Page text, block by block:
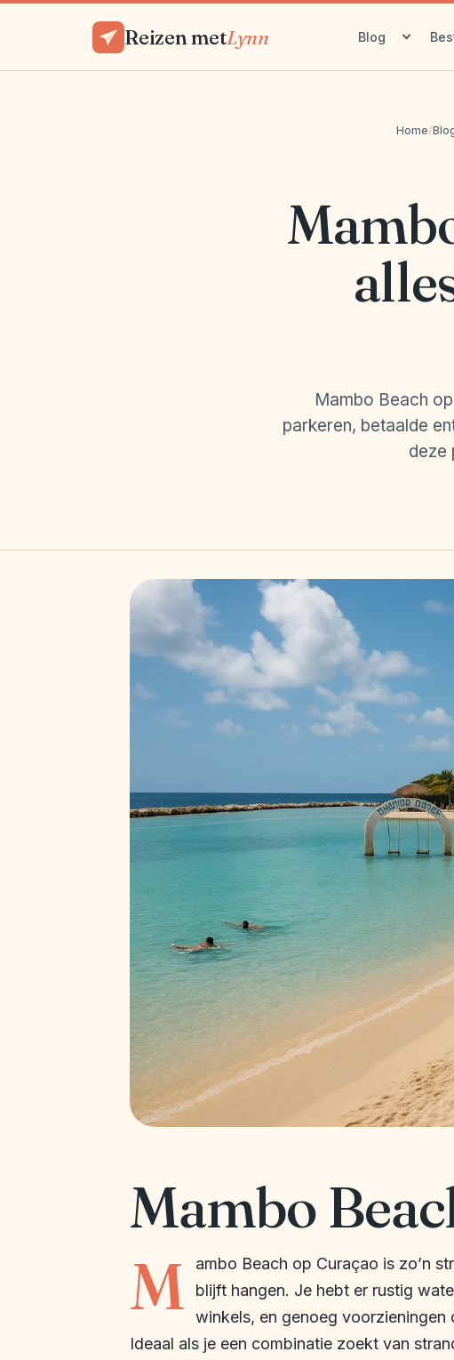
Reizen metLynn Blog
Home/
Mambo Beach
parkeren, betaalde
deze
Mambo
M
ambo Beach op Curaçao is zo’n
blijft hangen. Je hebt er rustig
winkels, en genoeg voorzieningen
Ideaal als je een combinatie zoekt van